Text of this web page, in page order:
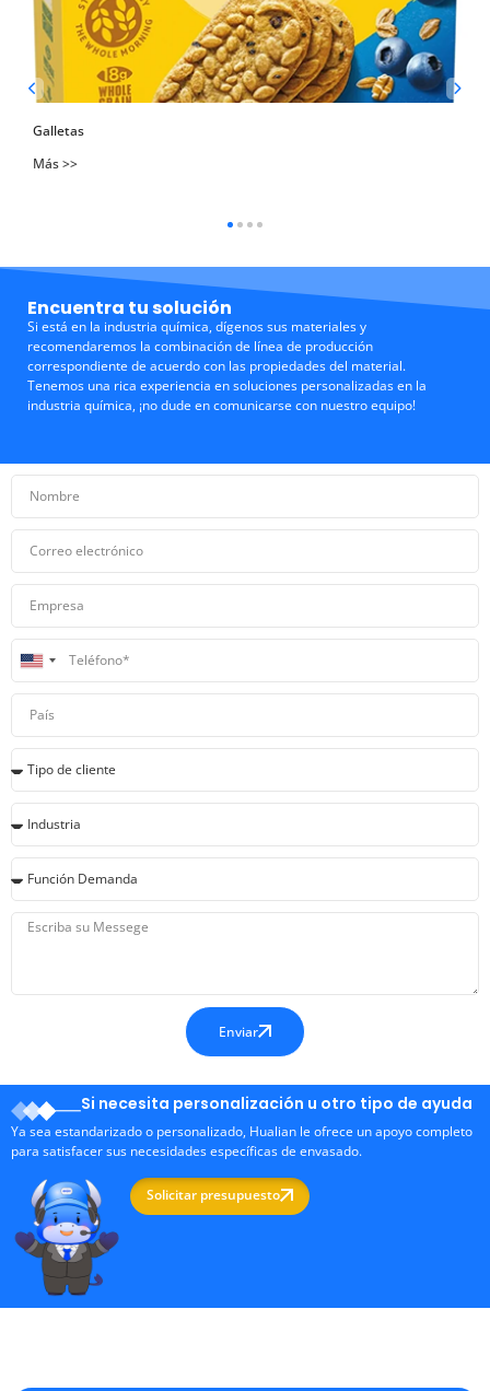
Galletas
Más >>
Encuentra tu solución
Si está en la industria química, dígenos sus materiales y
recomendaremos la combinación de línea de producción
correspondiente de acuerdo con las propiedades del material.
Tenemos una rica experiencia en soluciones personalizadas en la
industria química, ¡no dude en comunicarse con nuestro equipo!
United
States
+1
Enviar
Si necesita personalización u otro tipo de ayuda
Ya sea estandarizado o personalizado, Hualian le ofrece un apoyo completo
para satisfacer sus necesidades específicas de envasado.
Solicitar presupuesto